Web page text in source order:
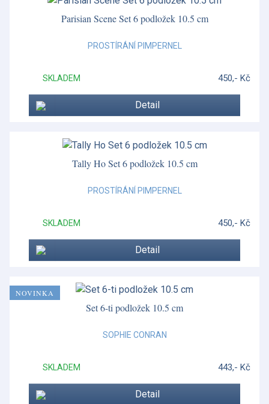
Parisian Scene Set 6 podložek 10.5 cm
PROSTÍRÁNÍ PIMPERNEL
SKLADEM 450,- Kč
Detail
Tally Ho Set 6 podložek 10.5 cm
PROSTÍRÁNÍ PIMPERNEL
SKLADEM 450,- Kč
Detail
Set 6-ti podložek 10.5 cm
SOPHIE CONRAN
SKLADEM 443,- Kč
Detail
NOVINKA